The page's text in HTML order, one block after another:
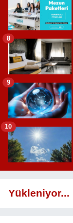
8
9
10
Yükleniyor...